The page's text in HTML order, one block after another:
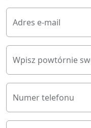
Adres e-mail
Wpisz powtórnie
Numer telefonu